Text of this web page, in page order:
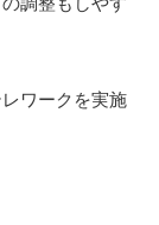
ワークを実施